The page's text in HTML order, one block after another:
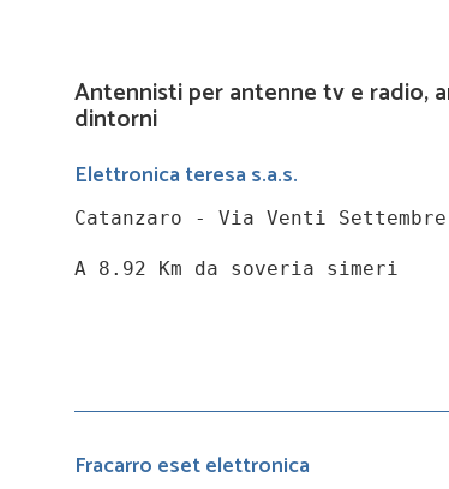
Antennisti per antenne tv e radio,
dintorni
Elettronica teresa s.a.s.
Catanzaro - Via Venti Settembre
A 8.92 Km da soveria simeri
Fracarro eset elettronica